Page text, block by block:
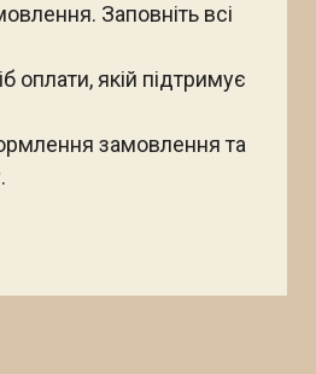
Заповніть всі
оплати, якій підтримує
замовлення та